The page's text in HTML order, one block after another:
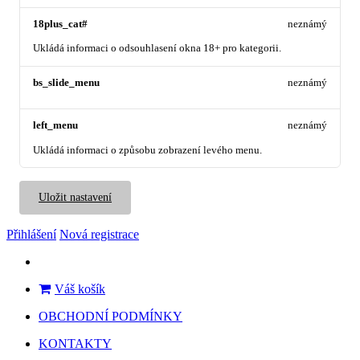
18plus_cat#
Ukládá informaci o odsouhlasení okna 18+ pro kategorii.
neznámý
bs_slide_menu neznámý
left_menu
Ukládá informaci o způsobu zobrazení levého menu.
neznámý
Uložit nastavení
Přihlášení Nová registrace
Váš košík
OBCHODNÍ PODMÍNKY
KONTAKTY